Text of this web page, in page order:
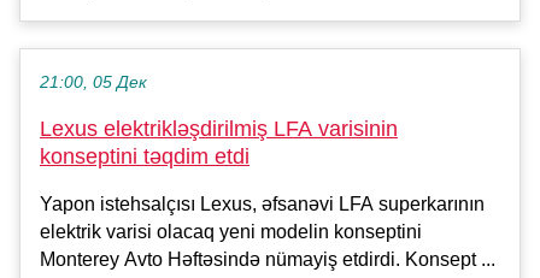
21:00, 05 Дек
Lexus elektrikləşdirilmiş LFA varisinin
konseptini təqdim etdi
Yapon istehsalçısı Lexus, əfsanəvi LFA superkarının
elektrik varisi olacaq yeni modelin konseptini
Monterey Avto Həftəsində nümayiş etdirdi. Konsept ...